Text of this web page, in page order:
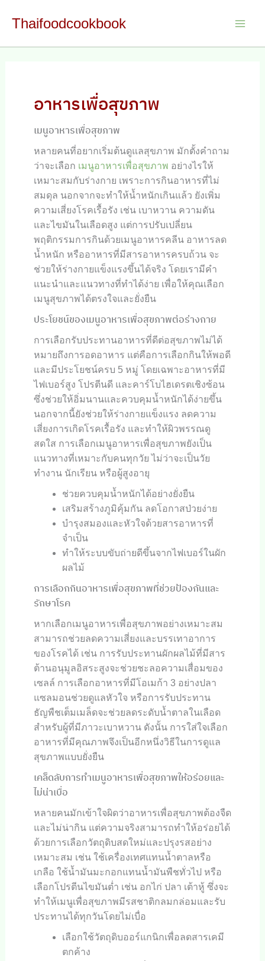
Thaifoodcookbook
อาหารเพื่อสุขภาพ
เมนูอาหารเพื่อสุขภาพ
หลายคนที่อยากเริ่มต้นดูแลสุขภาพ มักตั้งคำถาม
ว่าจะเลือก เมนูอาหารเพื่อสุขภาพ อย่างไรให้
เหมาะสมกับร่างกาย เพราะการกินอาหารที่ไม่
สมดุล นอกจากจะทำให้น้ำหนักเกินแล้ว ยังเพิ่ม
ความเสี่ยงโรคเรื้อรัง เช่น เบาหวาน ความดัน
และไขมันในเลือดสูง แต่การปรับเปลี่ยน
พฤติกรรมการกินด้วยเมนูอาหารคลีน อาหารลด
น้ำหนัก หรืออาหารที่มีสารอาหารครบถ้วน จะ
ช่วยให้ร่างกายแข็งแรงขึ้นได้จริง โดยเรามีคำ
แนะนำและแนวทางที่ทำได้ง่าย เพื่อให้คุณเลือก
เมนูสุขภาพได้ตรงใจและยั่งยืน
ประโยชน์ของเมนูอาหารเพื่อสุขภาพต่อร่างกาย
การเลือกรับประทานอาหารที่ดีต่อสุขภาพไม่ได้
หมายถึงการอดอาหาร แต่คือการเลือกกินให้พอดี
และมีประโยชน์ครบ 5 หมู่ โดยเฉพาะอาหารที่มี
ไฟเบอร์สูง โปรตีนดี และคาร์โบไฮเดรตเชิงซ้อน
ซึ่งช่วยให้อิ่มนานและควบคุมน้ำหนักได้ง่ายขึ้น
นอกจากนี้ยังช่วยให้ร่างกายแข็งแรง ลดความ
เสี่ยงการเกิดโรคเรื้อรัง และทำให้ผิวพรรณดู
สดใส การเลือกเมนูอาหารเพื่อสุขภาพยังเป็น
แนวทางที่เหมาะกับคนทุกวัย ไม่ว่าจะเป็นวัย
ทำงาน นักเรียน หรือผู้สูงอายุ
ช่วยควบคุมน้ำหนักได้อย่างยั่งยืน
เสริมสร้างภูมิคุ้มกัน ลดโอกาสป่วยง่าย
บำรุงสมองและหัวใจด้วยสารอาหารที่
จำเป็น
ทำให้ระบบขับถ่ายดีขึ้นจากไฟเบอร์ในผัก
ผลไม้
การเลือกกินอาหารเพื่อสุขภาพที่ช่วยป้องกันและ
รักษาโรค
หากเลือกเมนูอาหารเพื่อสุขภาพอย่างเหมาะสม
สามารถช่วยลดความเสี่ยงและบรรเทาอาการ
ของโรคได้ เช่น การรับประทานผักผลไม้ที่มีสาร
ต้านอนุมูลอิสระสูงจะช่วยชะลอความเสื่อมของ
เซลล์ การเลือกอาหารที่มีโอเมก้า 3 อย่างปลา
แซลมอนช่วยดูแลหัวใจ หรือการรับประทาน
ธัญพืชเต็มเมล็ดจะช่วยลดระดับน้ำตาลในเลือด
สำหรับผู้ที่มีภาวะเบาหวาน ดังนั้น การใส่ใจเลือก
อาหารที่มีคุณภาพจึงเป็นอีกหนึ่งวิธีในการดูแล
สุขภาพแบบยั่งยืน
เคล็ดลับการทำเมนูอาหารเพื่อสุขภาพให้อร่อยและ
ไม่น่าเบื่อ
หลายคนมักเข้าใจผิดว่าอาหารเพื่อสุขภาพต้องจืด
และไม่น่ากิน แต่ความจริงสามารถทำให้อร่อยได้
ด้วยการเลือกวัตถุดิบสดใหม่และปรุงรสอย่าง
เหมาะสม เช่น ใช้เครื่องเทศแทนน้ำตาลหรือ
เกลือ ใช้น้ำมันมะกอกแทนน้ำมันพืชทั่วไป หรือ
เลือกโปรตีนไขมันต่ำ เช่น อกไก่ ปลา เต้าหู้ ซึ่งจะ
ทำให้เมนูเพื่อสุขภาพมีรสชาติกลมกล่อมและรับ
ประทานได้ทุกวันโดยไม่เบื่อ
เลือกใช้วัตถุดิบออร์แกนิกเพื่อลดสารเคมี
ตกค้าง